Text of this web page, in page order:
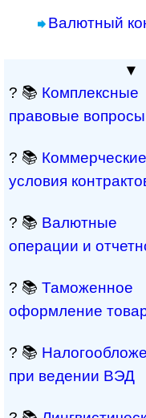
Валютный
▼
? 📚 Комплексные
правовые
? 📚 Коммерческие
условия
? 📚 Валютные
операции и
? 📚 Таможенное
оформление
? 📚
при ведении ВЭД